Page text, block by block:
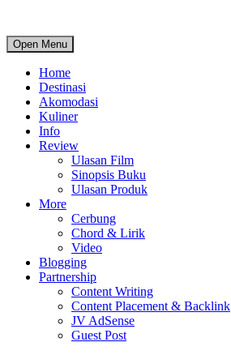
Open Menu
Home
Destinasi
Akomodasi
Kuliner
Info
Review
Ulasan Film
Sinopsis Buku
Ulasan Produk
More
Cerbung
Chord & Lirik
Video
Blogging
Partnership
Content Writing
Content Placement & Backlink
JV AdSense
Guest Post